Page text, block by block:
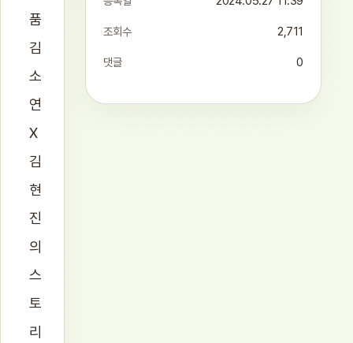
품
김
소
연
X
김
현
진
의
스
토
리
조회수 2,711
댓글 0